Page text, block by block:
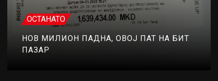
ОСТАНАТО
НОВ МИЛИОН ПАДНА, ОВОЈ ПАТ НА БИТ
ПАЗАР